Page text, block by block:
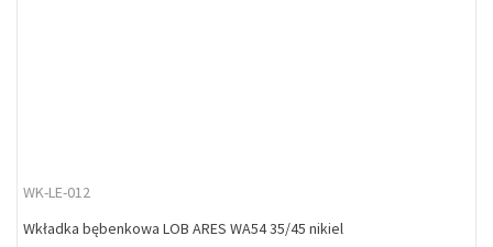
WK-LE-012
Wkładka bębenkowa LOB ARES WA54 35/45 nikiel